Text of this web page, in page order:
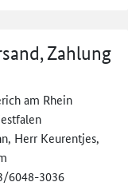
Zahlung
am Rhein
Herr Keurentjes,
6048-3036